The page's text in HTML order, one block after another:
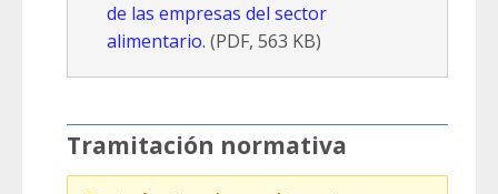
de las empresas del sector
alimentario. (PDF, 563 KB)
Tramitación normativa